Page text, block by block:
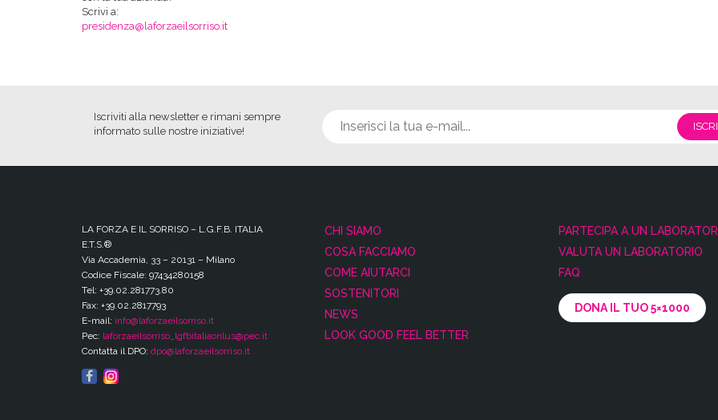
Scrivi a:
presidenza@laforzaeilsorriso.it
Iscriviti alla newsletter e rimani sempre
informato sulle nostre iniziative!
LA FORZA E IL SORRISO – L.G.F.B. ITALIA
E.T.S.®
Via Accademia, 33 – 20131 – Milano
Codice Fiscale: 97434280158
Tel: +39.02.281773.80
Fax: +39.02.2817793
E-mail: info@laforzaeilsorriso.it
Pec: laforzaeilsorriso_lgfbitaliaonlus@pec.it
Contatta il DPO: dpo@laforzaeilsorriso.it
CHI SIAMO
COSA FACCIAMO
COME AIUTARCI
SOSTENITORI
NEWS
LOOK GOOD FEEL BETTER
PARTECIPA A UN
VALUTA UN LABORATORIO
FAQ
DONA IL TUO 5×1000